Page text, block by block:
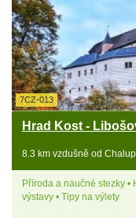
7CZ-013
Hrad Kost -
8.3 km vzdušně od
Příroda a naučné stezky •
výstavy • Tipy na výlety